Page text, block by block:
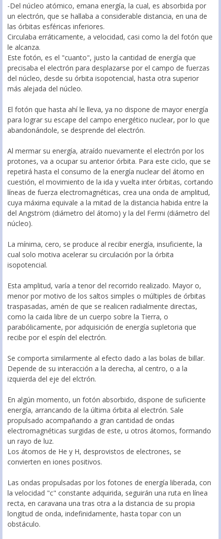
-Del núcleo atómico, emana energía, la cual, es absorbida por
un electrón, que se hallaba a considerable distancia, en una de
las órbitas esféricas inferiores.
Circulaba erráticamente, a velocidad, casi como la del fotón que
le alcanza.
Este fotón, es el "cuanto", justo la cantidad de energía que
precisaba el electrón para desplazarse por el campo de fuerzas
del núcleo, desde su órbita isopotencial, hasta otra superior
más alejada del núcleo.
El fotón que hasta ahí le lleva, ya no dispone de mayor energía
para lograr su escape del campo energético nuclear, por lo que
abandonándole, se desprende del electrón.
Al mermar su energía, atraído nuevamente el electrón por los
protones, va a ocupar su anterior órbita. Para este ciclo, que se
repetirá hasta el consumo de la energía nuclear del átomo en
cuestión, el movimiento de la ida y vuelta inter órbitas, cortando
líneas de fuerza electromagnéticas, crea una onda de amplitud,
cuya máxima equivale a la mitad de la distancia habida entre la
del Angström (diámetro del átomo) y la del Fermi (diámetro del
núcleo).
La mínima, cero, se produce al recibir energía, insuficiente, la
cual solo motiva acelerar su circulación por la órbita
isopotencial.
Esta amplitud, varía a tenor del recorrido realizado. Mayor o,
menor por motivo de los saltos simples o múltiples de órbitas
traspasadas, amén de que se realicen radialmente directas,
como la caida libre de un cuerpo sobre la Tierra, o
parabólicamente, por adquisición de energía supletoria que
recibe por el espín del electrón.
Se comporta similarmente al efecto dado a las bolas de billar.
Depende de su interacción a la derecha, al centro, o a la
izquierda del eje del elctrón.
En algún momento, un fotón absorbido, dispone de suficiente
energía, arrancando de la última órbita al electrón. Sale
propulsado acompañando a gran cantidad de ondas
electromagnéticas surgidas de este, u otros átomos, formando
un rayo de luz.
Los átomos de He y H, desprovistos de electrones, se
convierten en iones positivos.
Las ondas propulsadas por los fotones de energía liberada, con
la velocidad "c" constante adquirida, seguirán una ruta en línea
recta, en caravana una tras otra a la distancia de su propia
longitud de onda, indefinidamente, hasta topar con un
obstáculo.